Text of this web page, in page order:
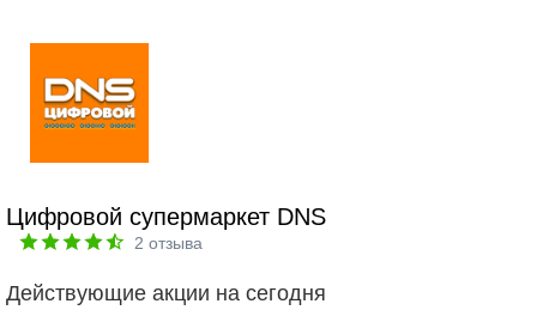
Цифровой супермаркет DNS
2 отзыва
Действующие акции на сегодня